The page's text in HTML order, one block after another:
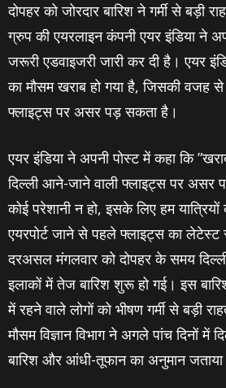
दोपहर को जोरदार बारिश ने गर्मी से बड़ी
ग्रुप की एयरलाइन कंपनी एयर इंडिया ने
जरूरी एडवाइजरी जारी कर दी है। एयर
का मौसम खराब हो गया है, जिसकी वजह
फ्लाइट्स पर असर पड़ सकता है।
एयर इंडिया ने अपनी पोस्ट में कहा कि
दिल्ली आने-जाने वाली फ्लाइट्स पर असर
कोई परेशानी न हो, इसके लिए हम
एयरपोर्ट जाने से पहले फ्लाइट्स का
दरअसल मंगलवार को दोपहर के समय
इलाकों में तेज बारिश शुरू हो गई। इस
में रहने वाले लोगों को भीषण गर्मी से बड़ी
मौसम विज्ञान विभाग ने अगले पांच दिनों में
बारिश और आंधी-तूफान का अनुमान जताया